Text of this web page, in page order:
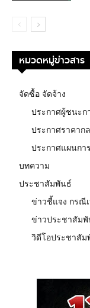
หมวดหมู่ข่าวสาร
จัดซื้อ จัดจ้าง
ประกาศผู้ชนะก
ประกาศราคาก
ประกาศแผนกา
บทความ
ประชาสัมพันธ์
ข่าวชี้แจง กรณี
ข่าวประชาสัม
วิดีโอประชาสัม